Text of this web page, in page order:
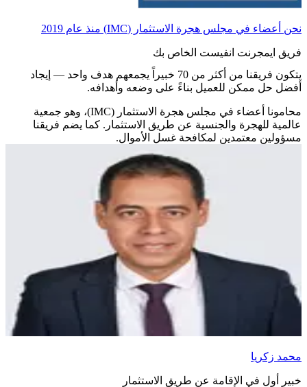
نحن أعضاء في مجلس هجرة الاستثمار (IMC) منذ عام 2019
فريق ايمجرنت انفيست الخاص بك
يتكون فريقنا من أكثر من 70 خبيراً يجمعهم هدف واحد — إيجاد
أفضل حل ممكن للعميل بناءً على وضعه وأهدافه.
محامونا أعضاء في مجلس هجرة الاستثمار (IMC)، وهو جمعية
عالمية للهجرة والجنسية عن طريق الاستثمار. كما يضم فريقنا
مسؤولين معتمدين لمكافحة غسل الأموال.
محمد زكريا
خبير أول في الإقامة عن طريق الاستثمار